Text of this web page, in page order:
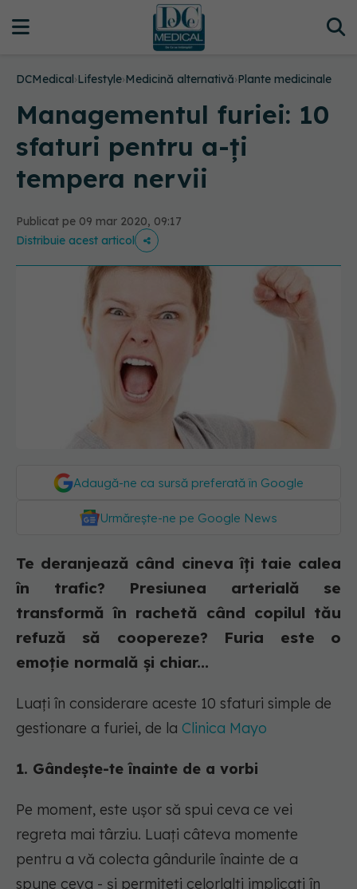
DCMedical›Lifestyle›Medicină alternativă›Plante medicinale
Managementul furiei: 10
sfaturi pentru a-ți
tempera nervii
Publicat pe 09 mar 2020, 09:17
Distribuie acest articol
Adaugă-ne ca sursă preferată în Google
Urmărește-ne pe Google News
Te deranjează când cineva îți taie calea
în trafic? Presiunea arterială se
transformă în rachetă când copilul tău
refuză să coopereze? Furia este o
emoție normală și chiar...
Luați în considerare aceste 10 sfaturi simple de
gestionare a furiei, de la Clinica Mayo
1. Gândește-te înainte de a vorbi
Pe moment, este ușor să spui ceva ce vei
regreta mai târziu. Luați câteva momente
pentru a vă colecta gândurile înainte de a
spune ceva - și permiteți celorlalți implicați în